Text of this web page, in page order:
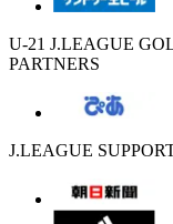
U-21 J.LEAGUE
PARTNERS
J.LEAGUE